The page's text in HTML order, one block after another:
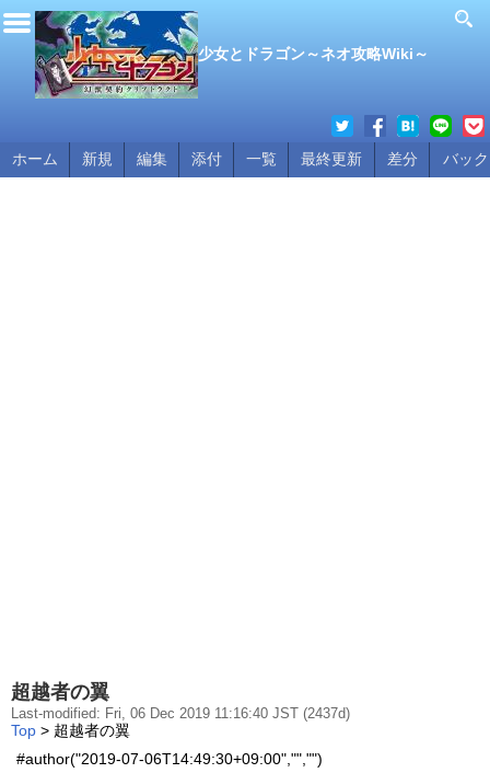
少女とドラゴン～ネオ攻略Wiki～
ホーム 新規 編集 添付 一覧 最終更新 差分 バッ
超越者の翼
Last-modified: Fri, 06 Dec 2019 11:16:40 JST (2437d)
Top > 超越者の翼
#author("2019-07-06T14:49:30+09:00","","")